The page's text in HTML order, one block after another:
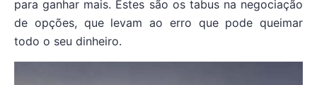
para ganhar mais. Estes são os tabus na negociação
de opções, que levam ao erro que pode queimar
todo o seu dinheiro.